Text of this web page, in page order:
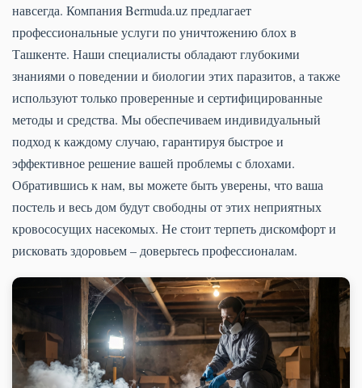
навсегда. Компания Bermuda.uz предлагает
профессиональные услуги по уничтожению блох в
Ташкенте. Наши специалисты обладают глубокими
знаниями о поведении и биологии этих паразитов, а также
используют только проверенные и сертифицированные
методы и средства. Мы обеспечиваем индивидуальный
подход к каждому случаю, гарантируя быстрое и
эффективное решение вашей проблемы с блохами.
Обратившись к нам, вы можете быть уверены, что ваша
постель и весь дом будут свободны от этих неприятных
кровососущих насекомых. Не стоит терпеть дискомфорт и
рисковать здоровьем – доверьтесь профессионалам.